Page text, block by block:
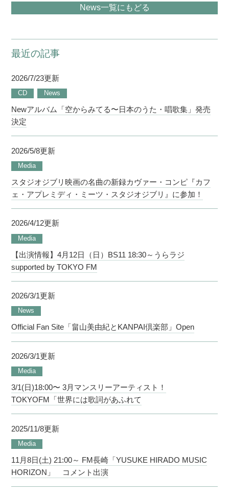
News一覧にもどる
最近の記事
2026/7/23更新
CD News
Newアルバム「空からみてる〜日本のうた・唱歌集」発売
決定
2026/5/8更新
Media
スタジオジブリ映画の名曲の新録カヴァー・コンピ『カフ
ェ・アプレミディ・ミーツ・スタジオジブリ』に参加！
2026/4/12更新
Media
【出演情報】4月12日（日）BS11 18:30～うらラジ
supported by TOKYO FM
2026/3/1更新
News
Official Fan Site「畠山美由紀とKANPAI倶楽部」Open
2026/3/1更新
Media
3/1(日)18:00〜 3月マンスリーアーティスト！
TOKYOFM「世界には歌詞があふれて
2025/11/8更新
Media
11月8日(土) 21:00～ FM長崎「YUSUKE HIRADO MUSIC
HORIZON」 コメント出演